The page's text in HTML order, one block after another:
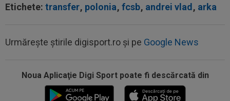
Etichete: transfer, polonia, fcsb, andrei vlad , arka
Urmărește știrile digisport.ro și pe Google News
Noua Aplicaţie Digi Sport poate fi descărcată din
14:51 OFICIAL
Lotul Universității Craiova la meciul
cu KuPS din Europa League: reveniri...